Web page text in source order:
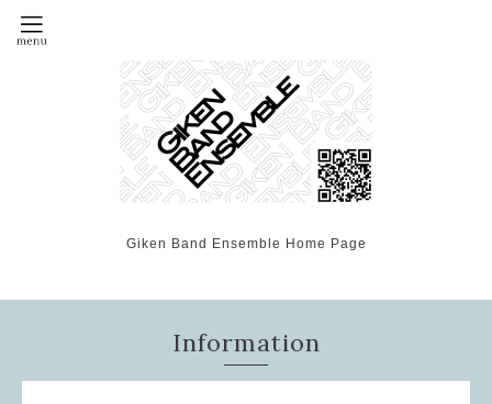
Giken Band Ensemble Home Page
Information